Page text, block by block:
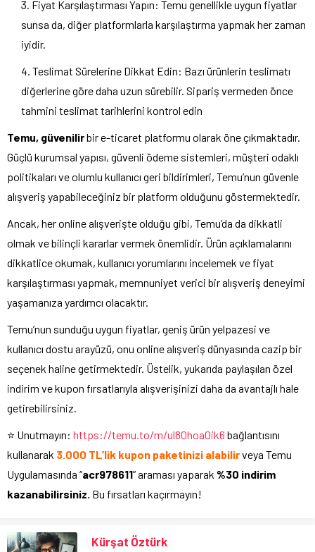
Fiyat Karşılaştırması Yapın: Temu genellikle uygun fiyatlar
sunsa da, diğer platformlarla karşılaştırma yapmak her zaman
iyidir.
Teslimat Sürelerine Dikkat Edin: Bazı ürünlerin teslimatı
diğerlerine göre daha uzun sürebilir. Sipariş vermeden önce
tahmini teslimat tarihlerini kontrol edin
Temu, güvenilirbir e-ticaret platformu olarak öne çıkmaktadır.
Güçlü kurumsal yapısı, güvenli ödeme sistemleri, müşteri odaklı
politikaları ve olumlu kullanıcı geri bildirimleri, Temu’nun güvenle
alışveriş yapabileceğiniz bir platform olduğunu göstermektedir.
Ancak, her online alışverişte olduğu gibi, Temu’da da dikkatli
olmak ve bilinçli kararlar vermek önemlidir. Ürün açıklamalarını
dikkatlice okumak, kullanıcı yorumlarını incelemek ve fiyat
karşılaştırması yapmak, memnuniyet verici bir alışveriş deneyimi
yaşamanıza yardımcı olacaktır.
Temu’nun sunduğu uygun fiyatlar, geniş ürün yelpazesi ve
kullanıcı dostu arayüzü, onu online alışveriş dünyasında cazip bir
seçenek haline getirmektedir. Üstelik, yukarıda paylaşılan özel
indirim ve kupon fırsatlarıyla alışverişinizi daha da avantajlı hale
getirebilirsiniz.
⭐️ Unutmayın: https://temu.to/m/ul80hoa0ik6 bağlantısını
kullanarak 3.000 TL’lik kupon paketinizi alabilirveya Temu
Uygulamasında “acr978611” araması yaparak %30 indirim
kazanabilirsiniz. Bu fırsatları kaçırmayın!
Kürşat Öztürk